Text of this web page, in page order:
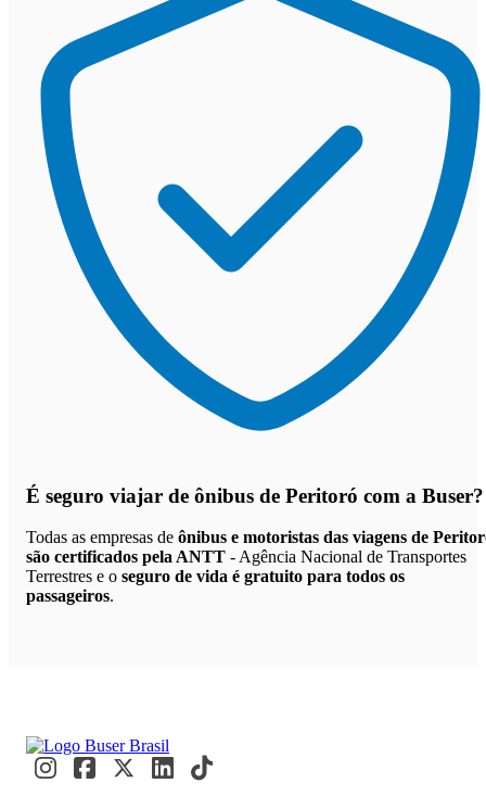
É seguro viajar de ônibus de Peritoró com a Buser?
Todas as empresas de ônibus e motoristas das viagens de
são certificados pela ANTT - Agência Nacional de Transportes
Terrestres e o seguro de vida é gratuito para todos os
passageiros.